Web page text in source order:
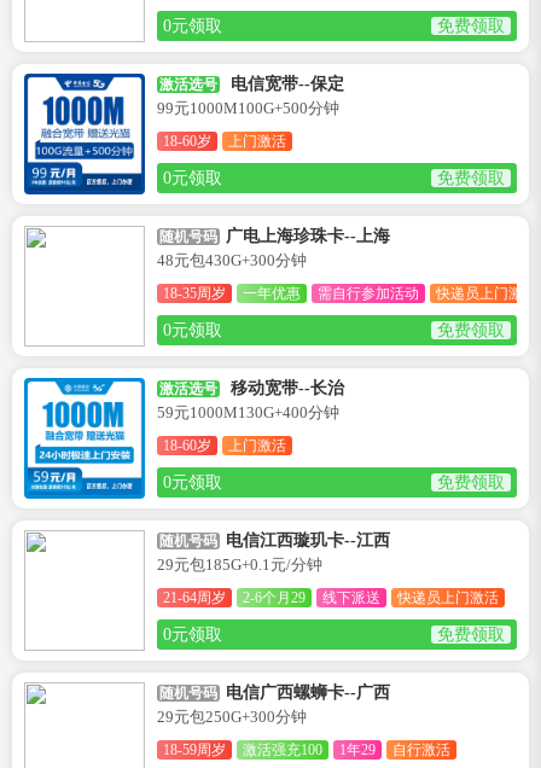
0元领取 免费领取
激活选号
电信宽带--保定
99元1000M100G+500分钟
18-60岁 上门激活
0元领取 免费领取
随机号码 广电上海珍珠卡--上海
48元包430G+300分钟
18-35周岁 一年优惠 需自行参加活动 快递员上门激活
0元领取 免费领取
激活选号
移动宽带--长治
59元1000M130G+400分钟
18-60岁 上门激活
0元领取 免费领取
随机号码 电信江西璇玑卡--江西
29元包185G+0.1元/分钟
21-64周岁 2-6个月29 线下派送 快递员上门激活
0元领取 免费领取
随机号码 电信广西螺蛳卡--广西
29元包250G+300分钟
18-59周岁 激活强充100 1年29 自行激活